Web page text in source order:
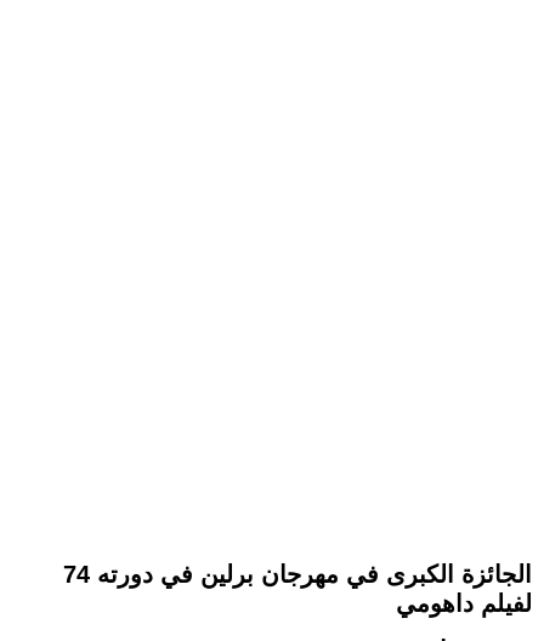
الجائزة الكبرى في مهرجان برلين في دورته 74
لفيلم داهومي